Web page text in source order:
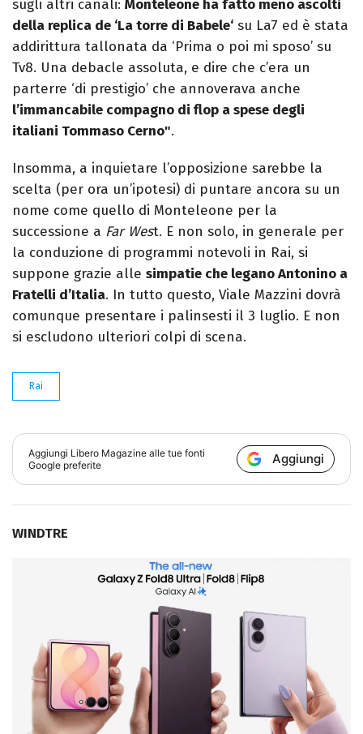
sugli altri canali: Monteleone ha fatto meno ascolti
della replica de ‘La torre di Babele‘ su La7 ed è stata
addirittura tallonata da ‘Prima o poi mi sposo’ su
Tv8. Una debacle assoluta, e dire che c’era un
parterre ‘di prestigio’ che annoverava anche
l’immancabile compagno di flop a spese degli
italiani Tommaso Cerno".
Insomma, a inquietare l’opposizione sarebbe la
scelta (per ora un’ipotesi) di puntare ancora su un
nome come quello di Monteleone per la
successione a Far West. E non solo, in generale per
la conduzione di programmi notevoli in Rai, si
suppone grazie alle simpatie che legano Antonino a
Fratelli d’Italia. In tutto questo, Viale Mazzini dovrà
comunque presentare i palinsesti il 3 luglio. E non
si escludono ulteriori colpi di scena.
Rai
Aggiungi Libero Magazine alle tue fonti
Google preferite
Aggiungi
WINDTRE